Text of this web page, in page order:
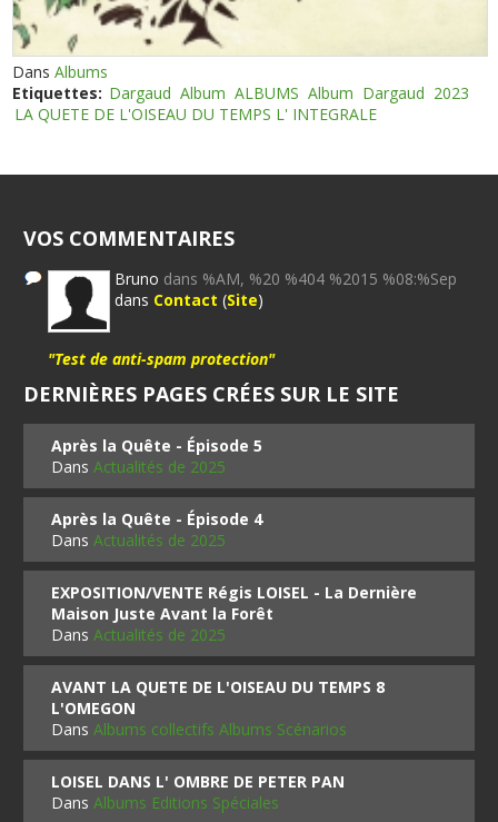
DansAlbums
Etiquettes: Dargaud Album ALBUMS Album Dargaud 2023
LA QUETE DE L'OISEAU DU TEMPS L' INTEGRALE
VOS COMMENTAIRES
Bruno dans %AM, %20 %404 %2015 %08:%Sep
dans Contact (Site)
"Test de anti-spam protection"
DERNIÈRES PAGES CRÉES SUR LE SITE
Après la Quête - Épisode 5
DansActualités de 2025
Après la Quête - Épisode 4
DansActualités de 2025
EXPOSITION/VENTE Régis LOISEL - La Dernière
Maison Juste Avant la Forêt
DansActualités de 2025
AVANT LA QUETE DE L'OISEAU DU TEMPS 8
L'OMEGON
DansAlbums collectifs Albums Scénarios
LOISEL DANS L' OMBRE DE PETER PAN
DansAlbums Editions Spéciales